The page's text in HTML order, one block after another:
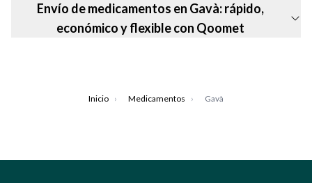
Envío de medicamentos en Gavà: rápido,
económico y flexible con Qoomet
Inicio › Medicamentos › Gavà